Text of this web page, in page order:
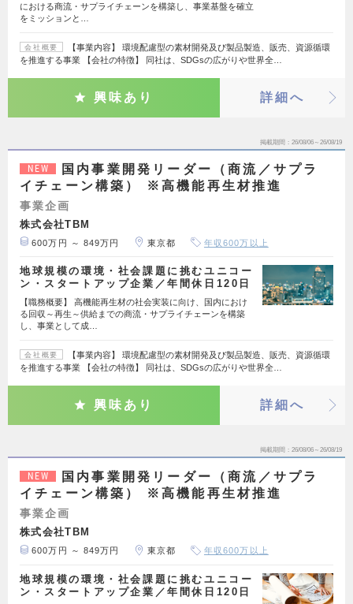
における商流・サプライチェーンを構築し、事業基盤を確立
をミッションと…
会社概要
【事業内容】 環境配慮型の素材開発及び製品製造、販売、資源循環
を推進する事業 【会社の特徴】 同社は、SDGsの広がりや世界全…
興味あり 詳細へ
掲載期間 26/08/06～26/08/19
NEW
国内事業開発リーダー（商流／サプラ
イチェーン構築） ※高機能再生材推進
事業企画
株式会社TBM
600万円 ～ 849万円 東京都 年収600万以上
地球規模の環境・社会課題に挑むユニコー
ン・スタートアップ企業／年間休日120日
【職務概要】 高機能再生材の社会実装に向け、国内におけ
る回収～再生～供給までの商流・サプライチェーンを構築
し、事業として成…
会社概要
【事業内容】 環境配慮型の素材開発及び製品製造、販売、資源循環
を推進する事業 【会社の特徴】 同社は、SDGsの広がりや世界全…
興味あり 詳細へ
掲載期間 26/08/06～26/08/19
NEW
国内事業開発リーダー（商流／サプラ
イチェーン構築） ※高機能再生材推進
事業企画
株式会社TBM
600万円 ～ 849万円 東京都 年収600万以上
地球規模の環境・社会課題に挑むユニコー
ン・スタートアップ企業／年間休日120日